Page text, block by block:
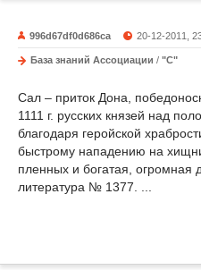
996d67df0d686ca 20-12-2011,
База знаний Ассоциации / "С"
Сал – приток Дона,
1111 г. русских князей над
благодаря геройской
быстрому нападению на
пленных и богатая, огромная
литература № 1377. ...